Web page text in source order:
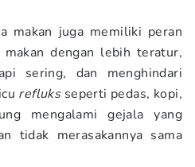
makan juga memiliki peran
dengan lebih teratur,
sering, dan menghindari
refluksseperti pedas, kopi,
mengalami gejala yang
tidak merasakannya sama